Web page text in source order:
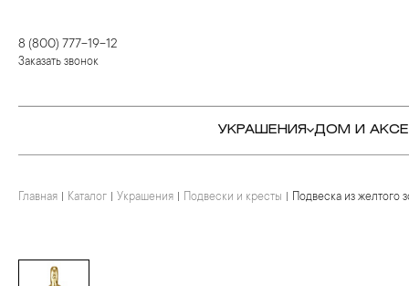
8 (800) 777-19-12
Заказать звонок
УКРАШЕНИЯ
КОЛЬЦА
ПОДВЕСКИ И КРЕСТЫ
ДОМ И
СТОЛОВЫЕ ПРИБОРЫ
ДЛЯ ЧАЯ
КОЛЬЦА
БРАСЛЕТЫ
Главная Каталог Украшения Подвески и кресты Подвеска из желтого